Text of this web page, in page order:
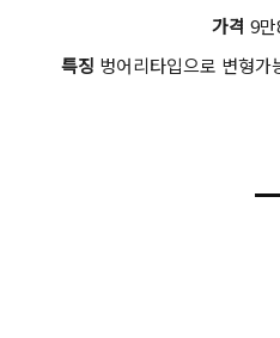
가격 9
특징 벙어리타입으로 변형